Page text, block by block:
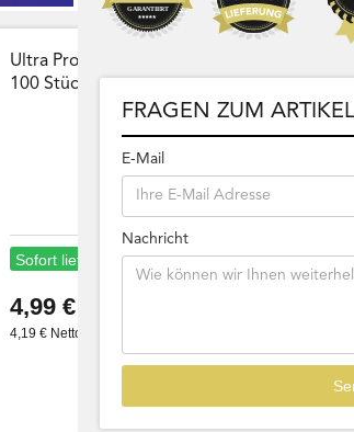
Ultra Pro Card Sleeves Team Bags
100 Stück Wiederverschließbar
Sofort lieferbar
4,99 €
4,19 € Netto
FRAGEN ZUM ARTIKEL
E-Mail
Nachricht